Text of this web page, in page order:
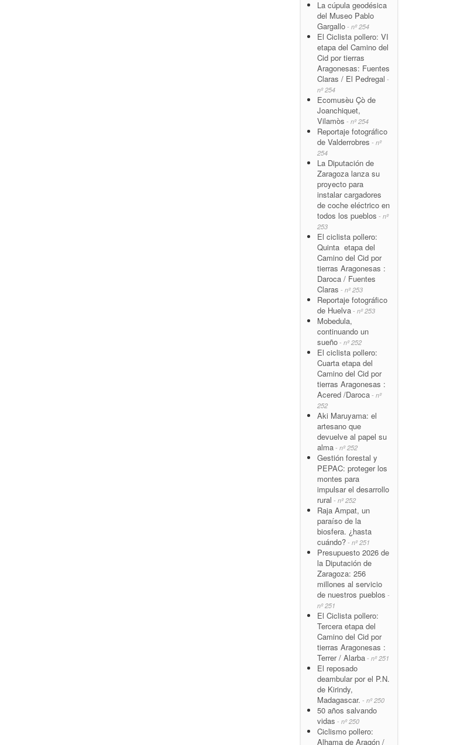
La cúpula geodésica
del Museo Pablo
Gargallo - nº 254
El Ciclista pollero: VI
etapa del Camino del
Cid por tierras
Aragonesas: Fuentes
Claras / El Pedregal -
nº 254
Ecomusèu Çò de
Joanchiquet,
Vilamòs - nº 254
Reportaje fotográfico
de Valderrobres - nº
254
La Diputación de
Zaragoza lanza su
proyecto para
instalar cargadores
de coche eléctrico en
todos los pueblos - nº
253
El ciclista pollero:
Quinta etapa del
Camino del Cid por
tierras Aragonesas :
Daroca / Fuentes
Claras - nº 253
Reportaje fotográfico
de Huelva - nº 253
Mobedula,
continuando un
sueño - nº 252
El ciclista pollero:
Cuarta etapa del
Camino del Cid por
tierras Aragonesas :
Acered /Daroca - nº
252
Aki Maruyama: el
artesano que
devuelve al papel su
alma - nº 252
Gestión forestal y
PEPAC: proteger los
montes para
impulsar el desarrollo
rural - nº 252
Raja Ampat, un
paraíso de la
biosfera. ¿hasta
cuándo? - nº 251
Presupuesto 2026 de
la Diputación de
Zaragoza: 256
millones al servicio
de nuestros pueblos -
nº 251
El Ciclista pollero:
Tercera etapa del
Camino del Cid por
tierras Aragonesas :
Terrer / Alarba - nº 251
El reposado
deambular por el P.N.
de Kirindy,
Madagascar. - nº 250
50 años salvando
vidas - nº 250
Ciclismo pollero:
Alhama de Aragón /